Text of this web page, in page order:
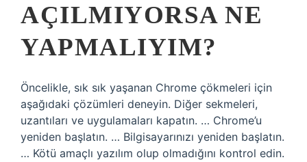
AÇILMIYORSA NE
YAPMALIYIM?
Öncelikle, sık sık yaşanan Chrome çökmeleri için
aşağıdaki çözümleri deneyin. Diğer sekmeleri,
uzantıları ve uygulamaları kapatın. … Chrome’u
yeniden başlatın. … Bilgisayarınızı yeniden başlatın.
… Kötü amaçlı yazılım olup olmadığını kontrol edin.